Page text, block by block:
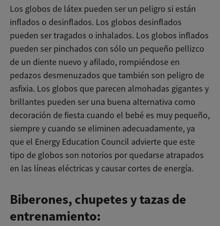
Los globos de látex pueden ser un peligro si están
inflados o desinflados. Los globos desinflados
pueden ser tragados o inhalados. Los globos inflados
pueden ser pinchados con sólo un pequeño pellizco
de un diente nuevo y afilado, rompiéndose en
pedazos desmenuzados que también son peligro de
asfixia. Los globos que parecen almohadas gigantes y
brillantes pueden ser una buena alternativa como
decoración de fiesta cuando el bebé es muy pequeño,
siempre y cuando se eliminen adecuadamente, ya
que el Energy Education Council advierte que este
tipo de globos son notorios por quedarse atrapados
en las líneas eléctricas y causar cortes de energía.
Biberones, chupetes y tazas de
entrenamiento: